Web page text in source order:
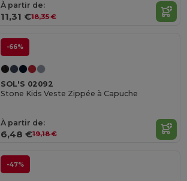
À partir de:
11,31 €18,35 €
-66%
SOL'S 02092
Stone Kids Veste Zippée à Capuche
À partir de:
6,48 €19,18 €
-47%